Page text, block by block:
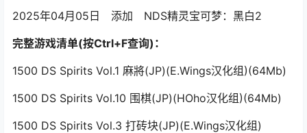
2025年04月05日 添加 NDS精灵宝可梦：黑白2
完整游戏清单(按Ctrl+F查询)：
1500 DS Spirits Vol.1 麻將(JP)(E.Wings汉化组)(64Mb)
1500 DS Spirits Vol.10 围棋(JP)(HOho汉化组)(64Mb)
1500 DS Spirits Vol.3 打砖块(JP)(E.Wings汉化组)